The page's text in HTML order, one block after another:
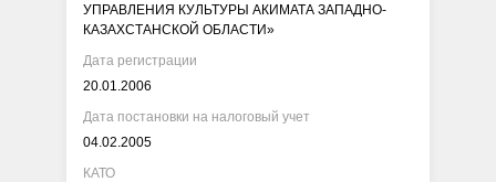
УПРАВЛЕНИЯ КУЛЬТУРЫ АКИМАТА ЗАПАДНО-
КАЗАХСТАНСКОЙ ОБЛАСТИ»
Дата регистрации
20.01.2006
Дата постановки на налоговый учет
04.02.2005
КАТО